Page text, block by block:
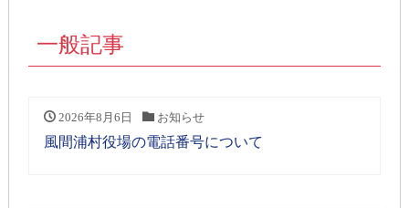
一般記事
2026年8月6日 お知らせ
風間浦村役場の電話番号について